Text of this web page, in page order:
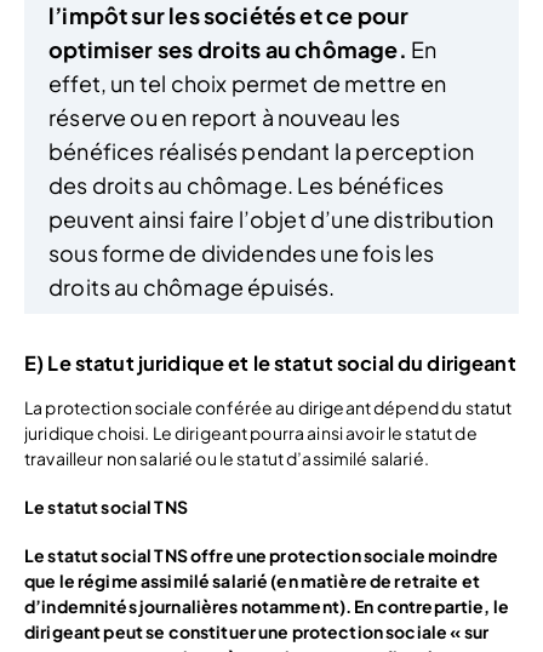
l’impôt sur les sociétés et ce pour
optimiser ses droits au chômage. En
effet, un tel choix permet de mettre en
réserve ou en report à nouveau les
bénéfices réalisés pendant la perception
des droits au chômage. Les bénéfices
peuvent ainsi faire l’objet d’une distribution
sous forme de dividendes une fois les
droits au chômage épuisés.
E) Le statut juridique et le statut social du dirigeant
La protection sociale conférée au dirigeant dépend du statut
juridique choisi. Le dirigeant pourra ainsi avoir le statut de
travailleur non salarié ou le statut d’assimilé salarié.
Le statut social TNS
Le statut social TNS offre une protection sociale moindre
que le régime assimilé salarié (en matière de retraite et
d’indemnités journalières notamment). En contrepartie, le
dirigeant peut se constituer une protection sociale « sur